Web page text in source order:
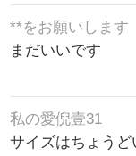
**をお願いします
まだいいです
私の愛倪壹31
サイズはちょう